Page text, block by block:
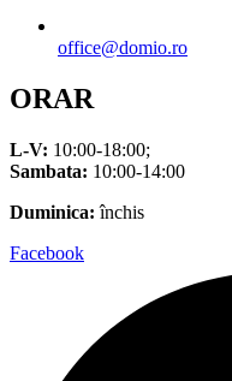
office@domio.ro
ORAR
L-V: 10:00-18:00;
Sambata: 10:00-14:00
Duminica: închis
Facebook